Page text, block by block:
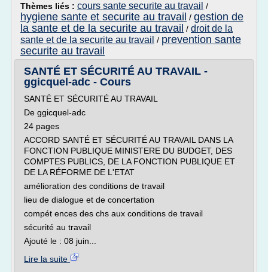
Thèmes liés : cours sante securite au travail /
hygiene sante et securite au travail / gestion de
la sante et de la securite au travail / droit de la
sante et de la securite au travail / prevention sante
securite au travail
SANTÉ ET SÉCURITÉ AU TRAVAIL -
ggicquel-adc - Cours
SANTÉ ET SÉCURITÉ AU TRAVAIL
De ggicquel-adc
24 pages
ACCORD SANTÉ ET SÉCURITÉ AU TRAVAIL DANS LA
FONCTION PUBLIQUE MINISTERE DU BUDGET, DES
COMPTES PUBLICS, DE LA FONCTION PUBLIQUE ET
DE LA RÉFORME DE L'ETAT
amélioration des conditions de travail
lieu de dialogue et de concertation
compét ences des chs aux conditions de travail
sécurité au travail
Ajouté le : 08 juin...
Lire la suite